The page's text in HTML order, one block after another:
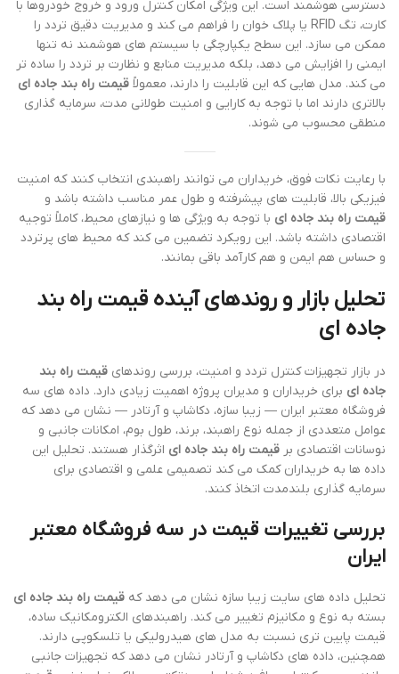
دسترسی هوشمند است. این ویژگی امکان کنترل ورود و خروج خودروها با
کارت، تگ RFID یا پلاک خوان را فراهم می کند و مدیریت دقیق تردد را
ممکن می سازد. این سطح یکپارچگی با سیستم های هوشمند نه تنها
ایمنی را افزایش می دهد، بلکه مدیریت منابع و نظارت بر تردد را ساده تر
می کند. مدل هایی که این قابلیت را دارند، معمولاً قیمت راه بند جاده ای
بالاتری دارند اما با توجه به کارایی و امنیت طولانی مدت، سرمایه گذاری
منطقی محسوب می شوند.
با رعایت نکات فوق، خریداران می توانند راهبندی انتخاب کنند که امنیت
فیزیکی بالا، قابلیت های پیشرفته و طول عمر مناسب داشته باشد و
قیمت راه بند جاده ای با توجه به ویژگی ها و نیازهای محیط، کاملاً توجیه
اقتصادی داشته باشد. این رویکرد تضمین می کند که محیط های پرتردد
و حساس هم ایمن و هم کارآمد باقی بمانند.
تحلیل بازار و روندهای آینده قیمت راه بند
جاده ای
در بازار تجهیزات کنترل تردد و امنیت، بررسی روندهای قیمت راه بند
جاده ای برای خریداران و مدیران پروژه اهمیت زیادی دارد. داده های سه
فروشگاه معتبر ایران — زیبا سازه، دکاشاپ و آرتادر — نشان می دهد که
عوامل متعددی از جمله نوع راهبند، برند، طول بوم، امکانات جانبی و
نوسانات اقتصادی بر قیمت راه بند جاده ای اثرگذار هستند. تحلیل این
داده ها به خریداران کمک می کند تصمیمی علمی و اقتصادی برای
سرمایه گذاری بلندمدت اتخاذ کنند.
بررسی تغییرات قیمت در سه فروشگاه معتبر
ایران
تحلیل داده های سایت زیبا سازه نشان می دهد که قیمت راه بند جاده ای
بسته به نوع و مکانیزم تغییر می کند. راهبندهای الکترومکانیک ساده،
قیمت پایین تری نسبت به مدل های هیدرولیکی یا تلسکوپی دارند.
همچنین، داده های دکاشاپ و آرتادر نشان می دهد که تجهیزات جانبی